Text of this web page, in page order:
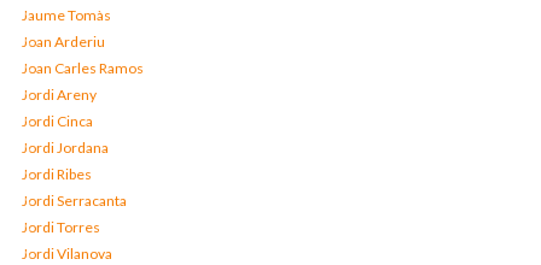
Jaume Tomàs
Joan Arderiu
Joan Carles Ramos
Jordi Areny
Jordi Cinca
Jordi Jordana
Jordi Ribes
Jordi Serracanta
Jordi Torres
Jordi Vilanova